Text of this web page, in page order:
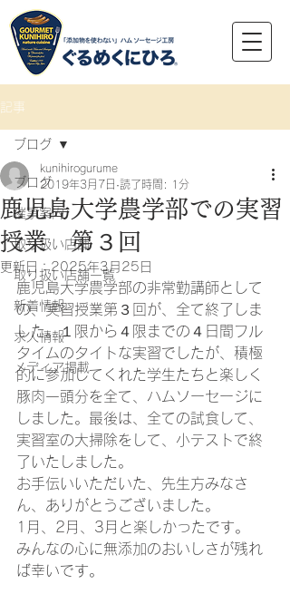
記事
ブログ
催事案内
取り扱い店舗
取り扱い店舗一覧
新着情報
求人情報
メディア掲載
ブログ
鹿児島大学農学部での実習
授業 第３回
kunihirogurume
2019年3月7日 読了時間: 1分
更新日：2025年3月25日
鹿児島大学農学部の非常勤講師として
の、実習授業第３回が、全て終了しま
した。１限から４限までの４日間フル
タイムのタイトな実習でしたが、積極
的に参加してくれた学生たちと楽しく
豚肉一頭分を全て、ハムソーセージに
しました。最後は、全ての試食して、
実習室の大掃除をして、小テストで終
了いたしました。
お手伝いいただいた、先生方みなさ
ん、ありがとうございました。
1月、2月、3月と楽しかったです。
みんなの心に無添加のおいしさが残れ
ば幸いです。